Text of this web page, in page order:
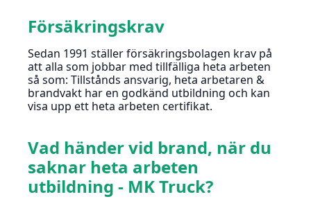
Försäkringskrav
Sedan 1991 ställer försäkringsbolagen krav på
att alla som jobbar med tillfälliga heta arbeten
så som: Tillstånds ansvarig, heta arbetaren &
brandvakt har en godkänd utbildning och kan
visa upp ett heta arbeten certifikat.
Vad händer vid brand, när du
saknar heta arbeten
utbildning - MK Truck?